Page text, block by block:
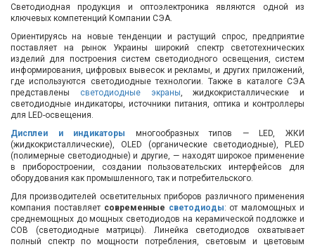
Светодиодная продукция и оптоэлектроника являются одной из
ключевых компетенций Компании СЭА.
Ориентируясь на новые тенденции и растущий спрос, предприятие
поставляет на рынок Украины широкий спектр светотехнических
изделий для построения систем светодиодного освещения, систем
информирования, цифровых вывесок и рекламы, и других приложений,
где используются светодиодные технологии. Также в каталоге СЭА
представлены светодиодные экраны, жидкокристаллические и
светодиодные индикаторы, источники питания, оптика и контроллеры
для LED-освещения.
Дисплеи и индикаторы многообразных типов — LED, ЖКИ
(жидкокристаллические), OLED (органические светодиодные), PLED
(полимерные светодиодные) и другие, — находят широкое применение
в приборостроении, создании пользовательских интерфейсов для
оборудования как промышленного, так и потребительского.
Для производителей осветительных приборов различного применения
компания поставляет современные светодиоды: от маломощных и
среднемощных до мощных светодиодов на керамической подложке и
COB (светодиодные матрицы). Линейка светодиодов охватывает
полный спектр по мощности потребления, световым и цветовым